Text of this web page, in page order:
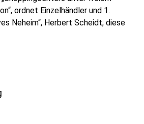
ordnet Einzelhändler und 1.
Neheim“, Herbert Scheidt, diese